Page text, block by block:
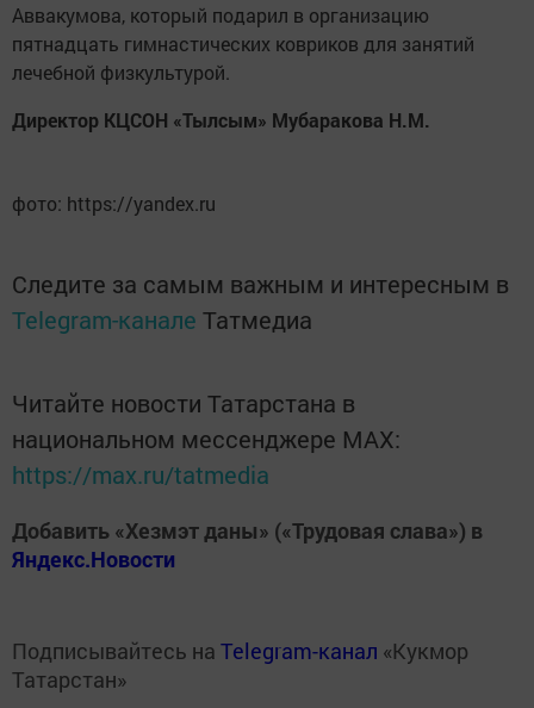
Аввакумова, который подарил в организацию
пятнадцать гимнастических ковриков для занятий
лечебной физкультурой.
Директор КЦСОН «Тылсым» Мубаракова Н.М.
фото: https://yandex.ru
Следите за самым важным и интересным в
Telegram-канале Татмедиа
Читайте новости Татарстана в
национальном мессенджере MАХ:
https://max.ru/tatmedia
Добавить «Хезмэт даны» («Трудовая слава») в
Яндекс.Новости
Подписывайтесь на Telegram-канал «Кукмор
Татарстан»